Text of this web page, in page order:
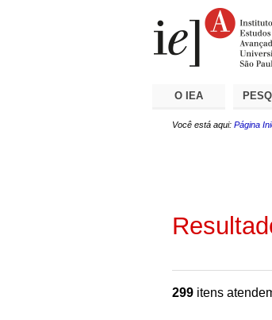
O IEA
Você está aqui: Página
299 itens